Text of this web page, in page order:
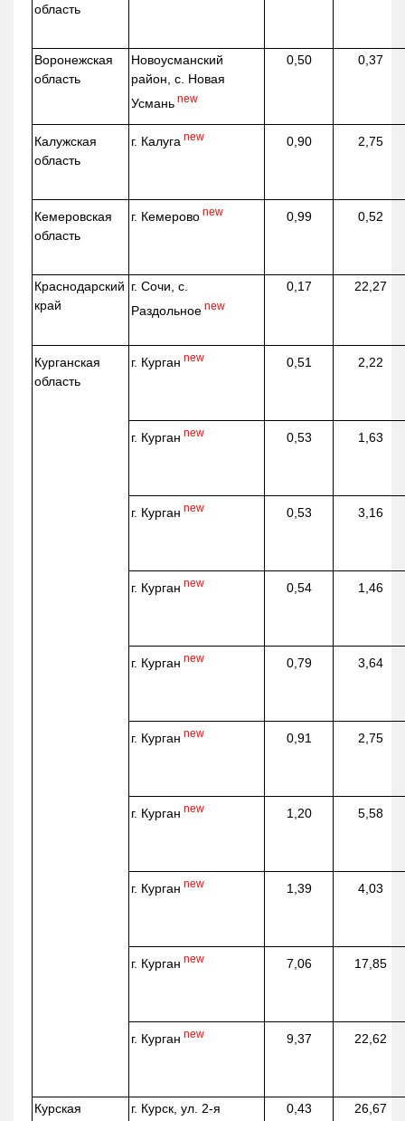
область
Воронежская
область
Новоусманский
район, с. Новая
Усмань new
0,50 0,37
Калужская
область
г. Калуга new 0,90 2,75
Кемеровская
область
г. Кемерово new 0,99 0,52
Краснодарский
край
г. Сочи, с.
Раздольное new
0,17 22,27
Курганская
область
г. Курган new 0,51 2,22
г. Курган new 0,53 1,63
г. Курган new 0,53 3,16
г. Курган new 0,54 1,46
г. Курган new 0,79 3,64
г. Курган new 0,91 2,75
г. Курган new 1,20 5,58
г. Курган new 1,39 4,03
г. Курган new 7,06 17,85
г. Курган new 9,37 22,62
Курская
г. Курск, ул. 2-я
0,43 26,67